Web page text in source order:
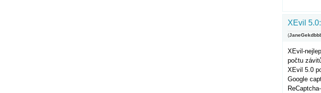
XEvil
(
XEvil-
počtu
XEvil 5.0
Google